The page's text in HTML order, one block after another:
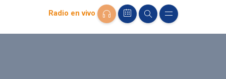
Radio en vivo